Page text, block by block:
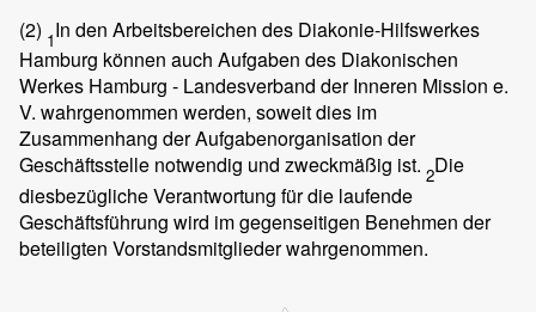
(2) 1In den Arbeitsbereichen des Diakonie-Hilfswerkes
Hamburg können auch Aufgaben des Diakonischen
Werkes Hamburg - Landesverband der Inneren Mission e.
V. wahrgenommen werden, soweit dies im
Zusammenhang der Aufgabenorganisation der
Geschäftsstelle notwendig und zweckmäßig ist. 2Die
diesbezügliche Verantwortung für die laufende
Geschäftsführung wird im gegenseitigen Benehmen der
beteiligten Vorstandsmitglieder wahrgenommen.